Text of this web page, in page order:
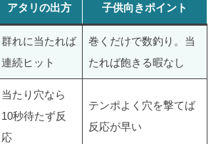
アタリの出方 子供向きポイント
群れに当たれば
連続ヒット
巻くだけで数釣り。当
たれば飽きる暇なし
当たり穴なら
10秒待たず反
応
テンポよく穴を撃てば
反応が早い